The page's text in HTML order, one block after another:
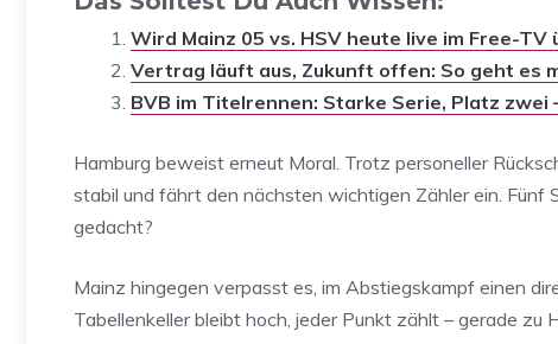
Wird Mainz 05 vs. HSV heute live im Free-TV
Vertrag läuft aus, Zukunft offen: So geht es
BVB im Titelrennen: Starke Serie, Platz
Hamburg beweist erneut Moral. Trotz personeller
stabil und fährt den nächsten wichtigen Zähler ein.
gedacht?
Mainz hingegen verpasst es, im Abstiegskampf einen
Tabellenkeller bleibt hoch, jeder Punkt zählt – gerade zu